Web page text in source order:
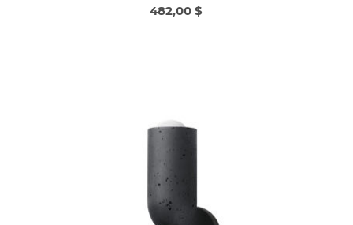
482,00 $